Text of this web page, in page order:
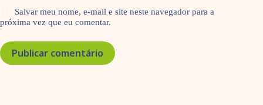
Salvar meu nome, e-mail e site neste navegador para a
próxima vez que eu comentar.
Publicar comentário